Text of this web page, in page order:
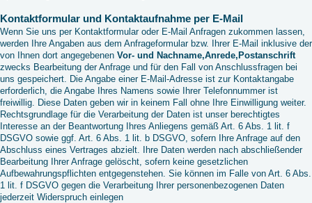
Kontaktformular und Kontaktaufnahme per E-Mail
Wenn Sie uns per Kontaktformular oder E-Mail Anfragen zukommen lassen,
werden Ihre Angaben aus dem Anfrageformular bzw. Ihrer E-Mail inklusive der
von Ihnen dort angegebenen Vor- und Nachname,Anrede, Postanschrift
zwecks Bearbeitung der Anfrage und für den Fall von Anschlussfragen bei
uns gespeichert. Die Angabe einer E-Mail-Adresse ist zur Kontaktangabe
erforderlich, die Angabe Ihres Namens sowie Ihrer Telefonnummer ist
freiwillig. Diese Daten geben wir in keinem Fall ohne Ihre Einwilligung weiter.
Rechtsgrundlage für die Verarbeitung der Daten ist unser berechtigtes
Interesse an der Beantwortung Ihres Anliegens gemäß Art. 6 Abs. 1 lit. f
DSGVO sowie ggf. Art. 6 Abs. 1 lit. b DSGVO, sofern Ihre Anfrage auf den
Abschluss eines Vertrages abzielt. Ihre Daten werden nach abschließender
Bearbeitung Ihrer Anfrage gelöscht, sofern keine gesetzlichen
Aufbewahrungspflichten entgegenstehen. Sie können im Falle von Art. 6 Abs.
1 lit. f DSGVO gegen die Verarbeitung Ihrer personenbezogenen Daten
jederzeit Widerspruch einlegen